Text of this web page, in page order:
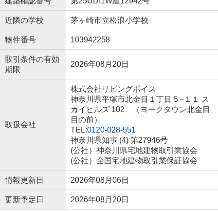
近隣の学校 茅ヶ崎市立松浪小学校
物件番号 103942258
取引条件の有効
期限
2026年08月20日
取扱会社
株式会社リビングボイス
神奈川県平塚市北金目１丁目５−１１ ス
カイヒルズ 102 （ヨークタウン北金目
目の前）
TEL:0120-028-551
神奈川県知事 (4) 第27946号
(公社）神奈川県宅地建物取引業協会
(公社）全国宅地建物取引業保証協会
情報更新日 2026年08月06日
更新予定日 2026年08月20日